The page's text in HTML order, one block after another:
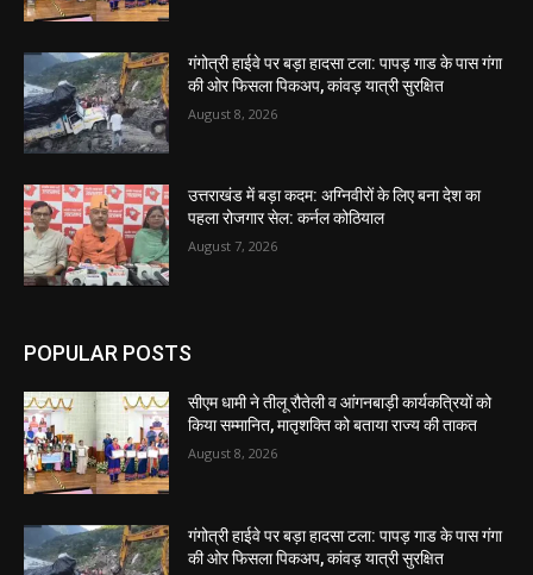
गंगोत्री हाईवे पर बड़ा हादसा टला: पापड़ गाड के पास गंगा
की ओर फिसला पिकअप, कांवड़ यात्री सुरक्षित
August 8, 2026
उत्तराखंड में बड़ा कदम: अग्निवीरों के लिए बना देश का
पहला रोजगार सेल: कर्नल कोठियाल
August 7, 2026
POPULAR POSTS
सीएम धामी ने तीलू रौतेली व आंगनबाड़ी कार्यकत्रियों को
किया सम्मानित, मातृशक्ति को बताया राज्य की ताकत
August 8, 2026
गंगोत्री हाईवे पर बड़ा हादसा टला: पापड़ गाड के पास गंगा
की ओर फिसला पिकअप, कांवड़ यात्री सुरक्षित